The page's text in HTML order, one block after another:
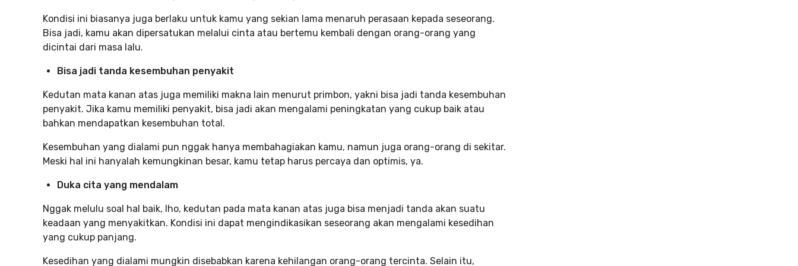
Kondisi ini biasanya juga berlaku untuk kamu yang sekian lama menaruh perasaan kepada seseorang.
Bisa jadi, kamu akan dipersatukan melalui cinta atau bertemu kembali dengan orang-orang yang
dicintai dari masa lalu.
Bisa jadi tanda kesembuhan penyakit
Kedutan mata kanan atas juga memiliki makna lain menurut primbon, yakni bisa jadi tanda kesembuhan
penyakit. Jika kamu memiliki penyakit, bisa jadi akan mengalami peningkatan yang cukup baik atau
bahkan mendapatkan kesembuhan total.
Kesembuhan yang dialami pun nggak hanya membahagiakan kamu, namun juga orang-orang di sekitar.
Meski hal ini hanyalah kemungkinan besar, kamu tetap harus percaya dan optimis, ya.
Duka cita yang mendalam
Nggak melulu soal hal baik, lho, kedutan pada mata kanan atas juga bisa menjadi tanda akan suatu
keadaan yang menyakitkan. Kondisi ini dapat mengindikasikan seseorang akan mengalami kesedihan
yang cukup panjang.
Kesedihan yang dialami mungkin disebabkan karena kehilangan orang-orang tercinta. Selain itu,